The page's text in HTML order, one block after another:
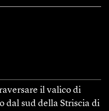
il valico di
dal sud della Striscia di